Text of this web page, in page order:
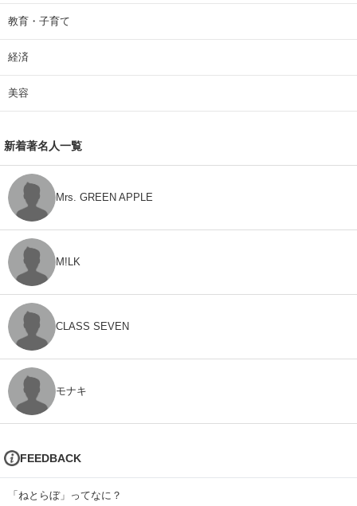
教育・子育て
経済
美容
新着著名人一覧
Mrs. GREEN APPLE
M!LK
CLASS SEVEN
モナキ
FEEDBACK
「ねとらぼ」ってなに？